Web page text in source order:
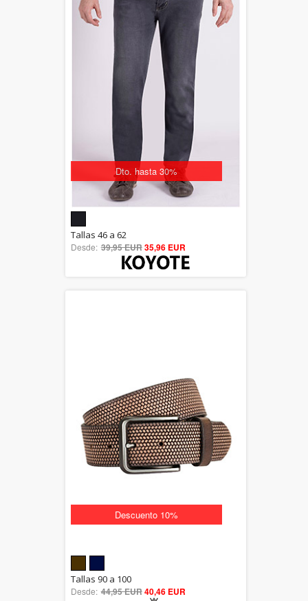
Dto. hasta 30%
out of 5
Tallas 46 a 62
Desde: 39,95 EUR35,96 EUR
Descuento 10%
5.00
out of 5
Tallas 90 a 100
Desde: 44,95 EUR40,46 EUR